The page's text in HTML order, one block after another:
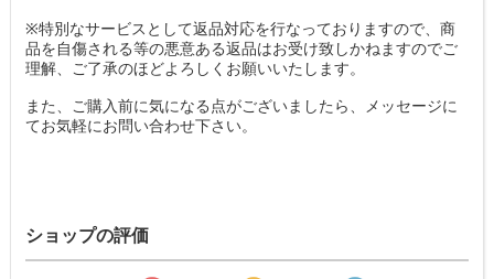
※特別なサービスとして返品対応を行なっておりますので、商
品を自傷される等の悪意ある返品はお受け致しかねますのでご
理解、ご了承のほどよろしくお願いいたします。
また、ご購入前に気になる点がございましたら、メッセージに
てお気軽にお問い合わせ下さい。
ショップの評価